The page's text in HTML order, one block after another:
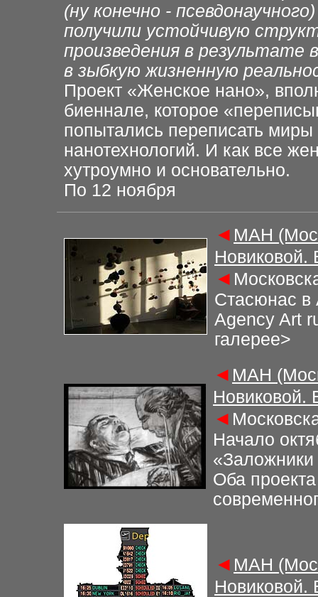
(ну конечно -
получили устойчивую
произведения в результате
в зыбкую жизненную
Проект «Женское нано»,
биеннале, которое
попытались переписать
нанотехнологий. И как все
хутроумно и основательно.
По 12 ноября
◄ МАН
Новиковой.
◄
Стасюнас в
Agency Art
галерее>
◄ МАН
Новиковой.
◄
Начало
«Заложники
Оба
◄ МАН
Новиковой.